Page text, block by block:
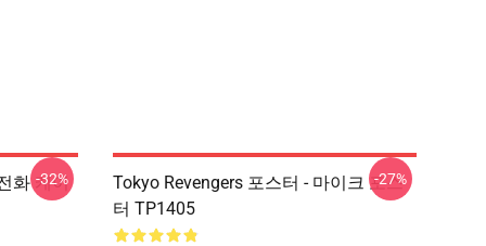
화 케이
-32%
Tokyo Revengers 포스터 - 마이크 포스
터 TP1405
-27%